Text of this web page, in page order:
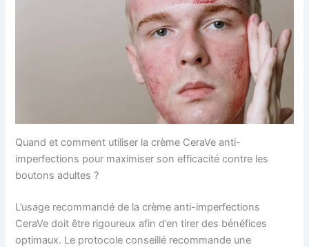
Quand et comment utiliser la crème CeraVe anti-
imperfections pour maximiser son efficacité contre les
boutons adultes ?
L’usage recommandé de la crème anti-imperfections
CeraVe doit être rigoureux afin d’en tirer des bénéfices
optimaux. Le protocole conseillé recommande une